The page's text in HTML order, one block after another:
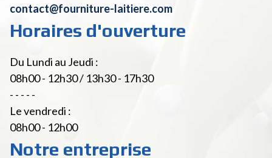
contact@fourniture-laitiere.com
Horaires d'ouverture
Du Lundi au Jeudi :
08h00 - 12h30 / 13h30 - 17h30
- - - - -
Le vendredi :
08h00 - 12h00
Notre entreprise